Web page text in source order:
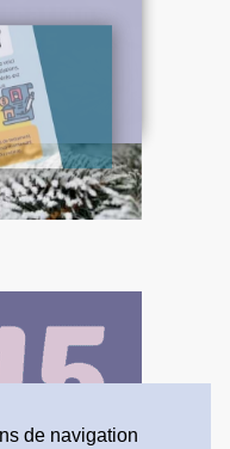
de navigation